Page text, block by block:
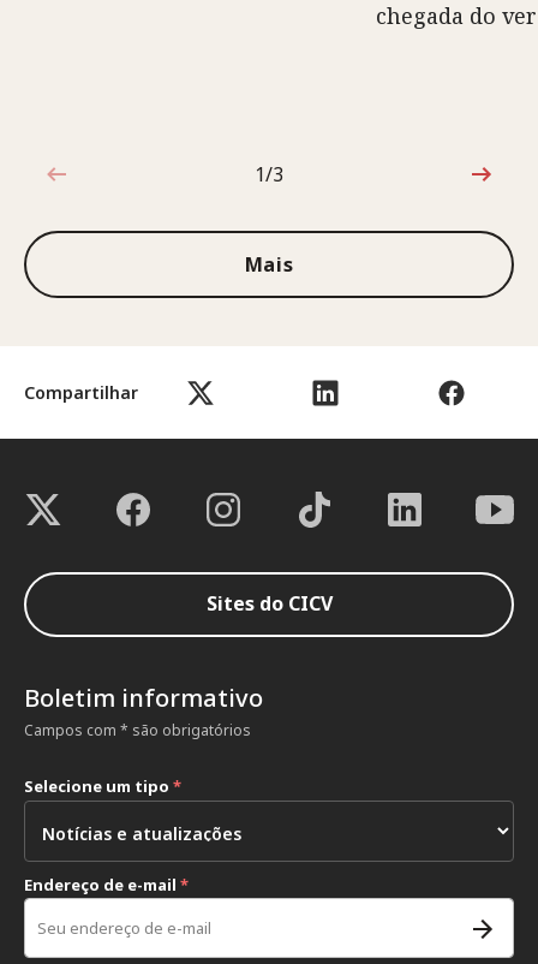
Compartilhar
chegada do
1 de 3
1/3
Mais
Sites do CICV
Boletim informativo
Campos com * são obrigatórios
Selecione um tipo *
Endereço de e-mail *